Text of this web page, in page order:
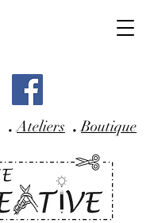
.Ateliers .Boutique